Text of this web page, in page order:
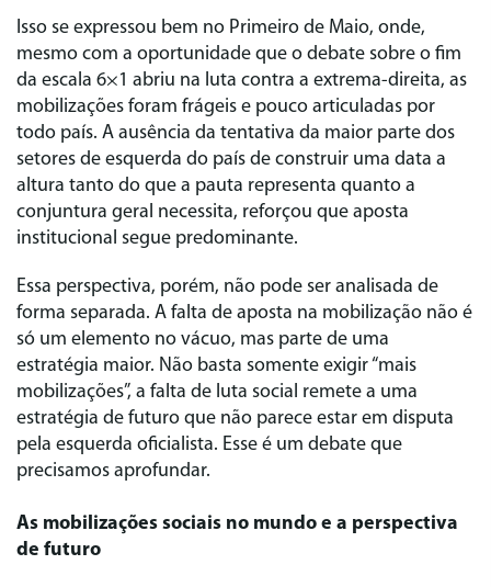
Isso se expressou bem no Primeiro de Maio, onde,
mesmo com a oportunidade que o debate sobre o fim
da escala 6×1 abriu na luta contra a extrema-direita, as
mobilizações foram frágeis e pouco articuladas por
todo país. A ausência da tentativa da maior parte dos
setores de esquerda do país de construir uma data a
altura tanto do que a pauta representa quanto a
conjuntura geral necessita, reforçou que aposta
institucional segue predominante.
Essa perspectiva, porém, não pode ser analisada de
forma separada. A falta de aposta na mobilização não é
só um elemento no vácuo, mas parte de uma
estratégia maior. Não basta somente exigir “mais
mobilizações”, a falta de luta social remete a uma
estratégia de futuro que não parece estar em disputa
pela esquerda oficialista. Esse é um debate que
precisamos aprofundar.
As mobilizações sociais no mundo e a perspectiva
de futuro